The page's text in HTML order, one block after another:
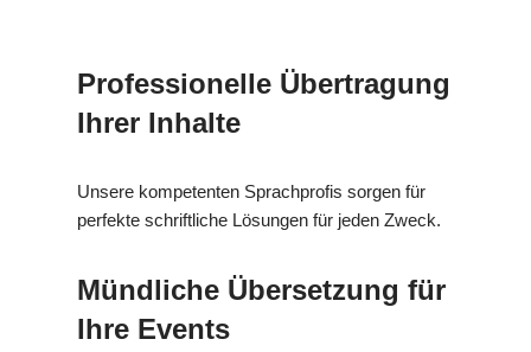
Professionelle Übertragung
Ihrer Inhalte
Unsere kompetenten Sprachprofis sorgen für
perfekte schriftliche Lösungen für jeden Zweck.
Mündliche Übersetzung für
Ihre Events